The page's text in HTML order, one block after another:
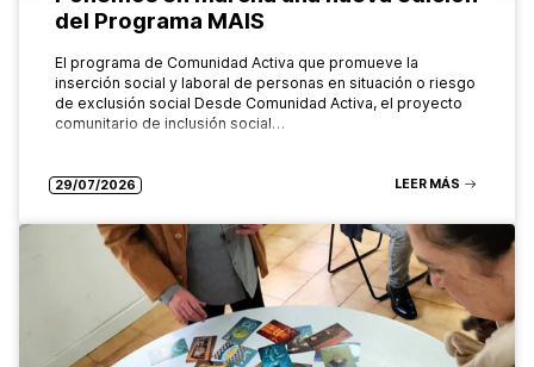
del Programa MAIS
El programa de Comunidad Activa que promueve la
inserción social y laboral de personas en situación o riesgo
de exclusión social Desde Comunidad Activa, el proyecto
comunitario de inclusión social…
29/07/2026 LEER MÁS